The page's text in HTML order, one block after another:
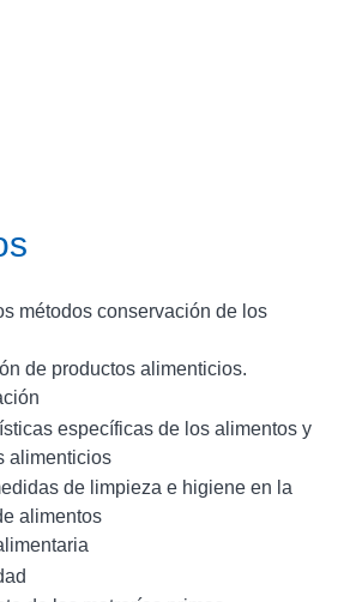
métodos conservación de los
de productos alimenticios.
específicas de los alimentos y
alimenticios
de limpieza e higiene en la
alimentos